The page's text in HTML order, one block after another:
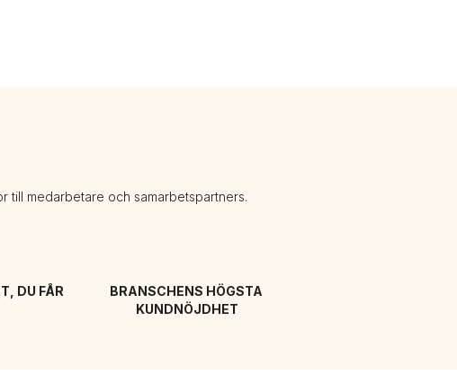
till medarbetare och samarbetspartners.
DU FÅR
BRANSCHENS HÖGSTA
KUNDNÖJDHET